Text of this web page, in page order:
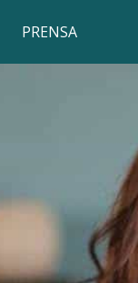
PRENSA